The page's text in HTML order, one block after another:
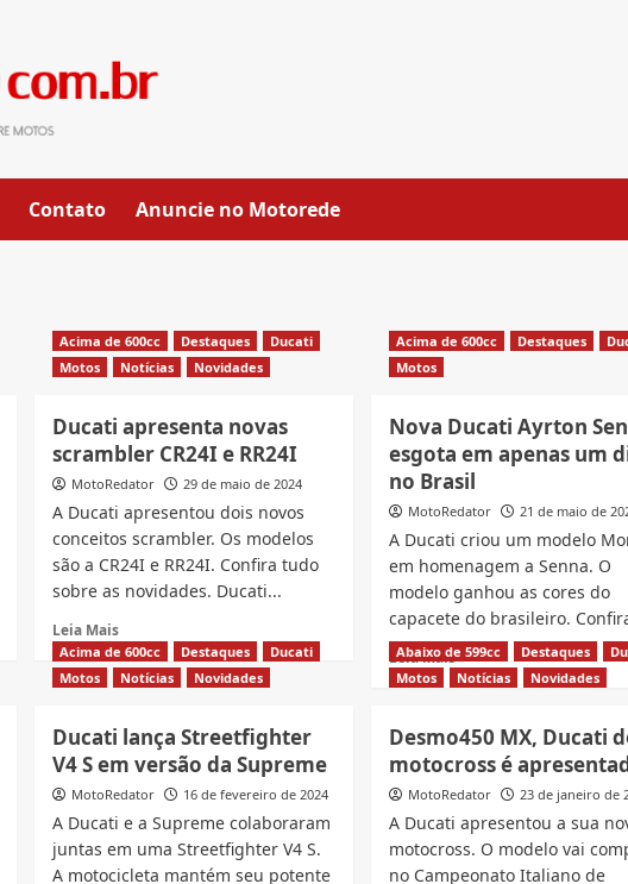
Contato Anuncie no Motorede
Acima de 600cc Destaques
Ducati
Motos
Notícias Novidades
Ducati apresenta novas
scrambler CR24I e RR24I
MotoRedator 29 de maio de 2024
A Ducati apresentou dois novos
conceitos scrambler. Os modelos
são a CR24I e RR24I. Confira tudo
sobre as novidades. Ducati...
Leia Mais
more
about
Ducati
novas
scrambler
RR24I
Acima de 600cc Destaques
Motos
Nova Ducati Ayrton
esgota em apenas um
no Brasil
MotoRedator 21 de maio de
A Ducati criou um modelo
em homenagem a Senna. O
modelo ganhou as cores do
capacete do brasileiro.
Leia MaisRead
more
Ducati
Ayrton
Senna
em
apenas
um
Acima de 600cc Destaques
Ducati
Motos
Notícias Novidades
Ducati lança Streetfighter
V4 S em versão da Supreme
MotoRedator 16 de fevereiro de 2024
A Ducati e a Supreme colaboraram
juntas em uma Streetfighter V4 S.
A motocicleta mantém seu potente
Abaixo de 599cc Destaques
Motos
Notícias Novidades
Desmo450 MX, Ducati
motocross é
MotoRedator 23 de janeiro de
A Ducati apresentou a sua
motocross. O modelo vai
no Campeonato Italiano de